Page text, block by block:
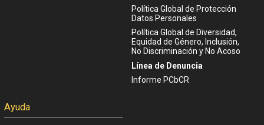
Política Global de Protección
Datos Personales
Política Global de Diversidad,
Equidad de Género, Inclusión,
No Discriminación y No Acoso
Línea de Denuncia
Informe PCbCR
Ayuda